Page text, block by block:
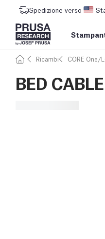
Spedizione verso
Ricambi CORE One/L
BED